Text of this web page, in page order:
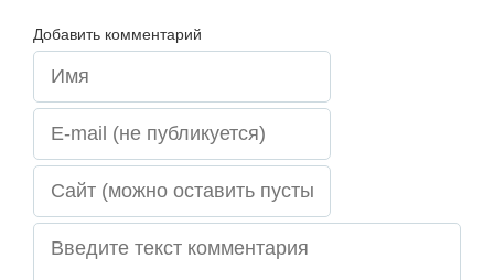
Добавить комментарий